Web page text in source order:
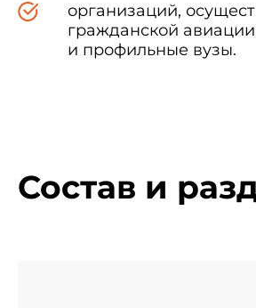
организаций,
гражданской
и профильные вузы.
Состав и